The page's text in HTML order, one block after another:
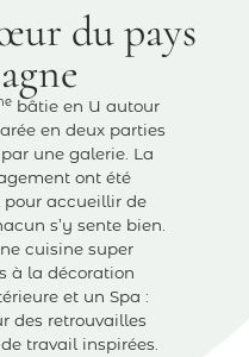
du pays
bâtie en U autour
en deux parties
une galerie. La
ont été
pour accueillir de
s’y sente bien.
cuisine super
à la décoration
et un Spa :
des retrouvailles
travail inspirées.